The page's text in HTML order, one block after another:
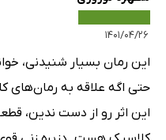
۱۴۰۱/۰۴/۲۶
این رمان بسیار شنیدنی،
حتی اگه علاقه به رمان‌های
این اثر رو از دست ندین،